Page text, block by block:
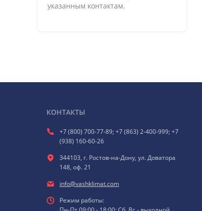
указанным контактам.
КОНТАКТЫ
+7 (800) 700-77-89; +7 (863) 2-400-999; +7
(938) 160-60-26
344103, г. Ростов-на-Дону, ул. Доватора
148, оф. 21
info@vashklimat.com
Режим работы: